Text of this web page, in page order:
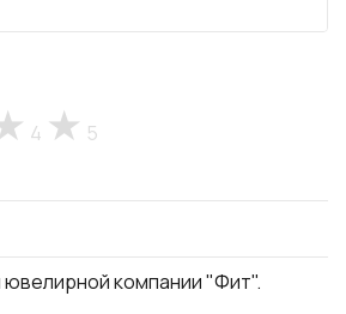
4 5
компании "Фит".